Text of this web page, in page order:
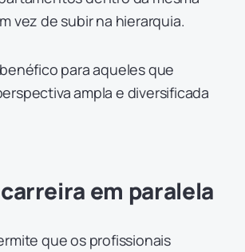
vez de subir na hierarquia.
para aqueles que
ampla e diversificada
em paralela
que os profissionais